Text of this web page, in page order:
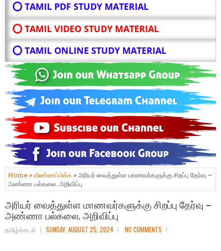
⭕ TAMIL PDF STUDY MATERIAL
⭕ TAMIL VIDEO STUDY MATERIAL
⭕ TAMIL ONLINE STUDY MATERIAL
Home »விண்ணப்பிக்க » அரியர் வைத்துள்ள மாணவர்களுக்கு சிறப்பு தேர்வு –
அண்ணா பல்கலை. அறிவிப்பு
அரியர் வைத்துள்ள மாணவர்களுக்கு சிறப்பு தேர்வு –
அண்ணா பல்கலை. அறிவிப்பு
தமிழ்க்கடல் SUNDAY, AUGUST 25, 2024 NO COMMENTS